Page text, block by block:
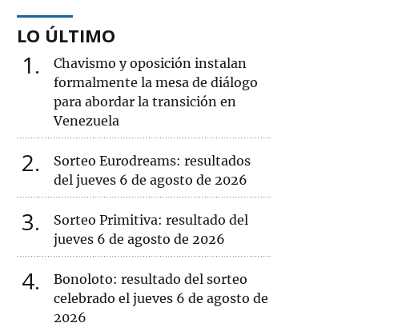
LO ÚLTIMO
1
Chavismo y oposición instalan
formalmente la mesa de diálogo
para abordar la transición en
Venezuela
2
Sorteo Eurodreams: resultados
del jueves 6 de agosto de 2026
3
Sorteo Primitiva: resultado del
jueves 6 de agosto de 2026
4
Bonoloto: resultado del sorteo
celebrado el jueves 6 de agosto de
2026